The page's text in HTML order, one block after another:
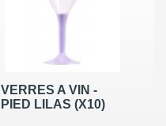
VERRES A VIN -
PIED LILAS (X10)